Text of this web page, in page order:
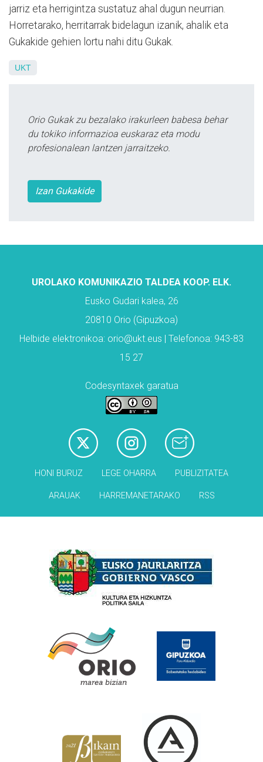
jarriz eta herrigintza sustatuz ahal dugun neurrian.
Horretarako, herritarrak bidelagun izanik, ahalik eta
Gukakide gehien lortu nahi ditu Gukak.
UKT
Orio Gukak zu bezalako irakurleen babesa behar
du tokiko informazioa euskaraz eta modu
profesionalean lantzen jarraitzeko.
Izan Gukakide
UROLAKO KOMUNIKAZIO TALDEA KOOP. ELK.
Eusko Gudari kalea, 26
20810 Orio (Gipuzkoa)
Helbide elektronikoa: orio@ukt.eus | Telefonoa: 943-83
15 27
Codesyntaxek garatua
HONI BURUZ LEGE OHARRA PUBLIZITATEA
ARAUAK HARREMANETARAKO RSS